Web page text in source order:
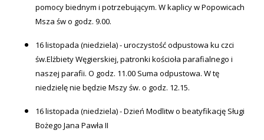
pomocy biednym i potrzebującym. W kaplicy w Popowicach
Msza św o godz. 9.00.
16 listopada (niedziela) - uroczystość odpustowa ku czci
św.Elżbiety Węgierskiej, patronki kościoła parafialnego i
naszej parafii. O godz. 11.00 Suma odpustowa. W tę
niedzielę nie będzie Mszy św. o godz. 12.15.
16 listopada (niedziela) - Dzień Modlitw o beatyfikację Sługi
Bożego Jana Pawła II